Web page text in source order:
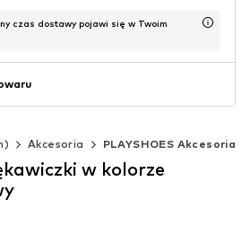
czas dostawy pojawi się w Twoim
Akcesoria PLAYSHOES Akcesoria
w kolorze